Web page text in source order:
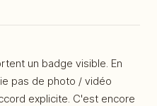
un badge visible. En
pas de photo / vidéo
explicite. C'est encore